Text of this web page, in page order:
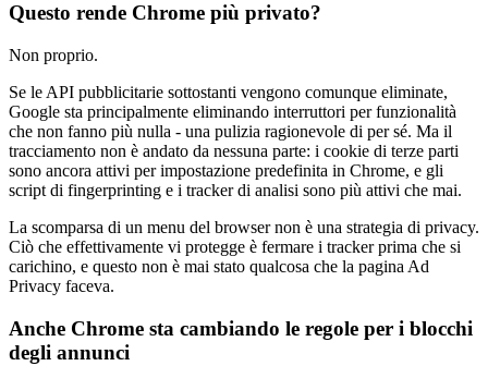
Questo rende Chrome più privato?
Non proprio.
Se le API pubblicitarie sottostanti vengono comunque eliminate,
Google sta principalmente eliminando interruttori per funzionalità
che non fanno più nulla - una pulizia ragionevole di per sé. Ma il
tracciamento non è andato da nessuna parte: i cookie di terze parti
sono ancora attivi per impostazione predefinita in Chrome, e gli
script di fingerprinting e i tracker di analisi sono più attivi che mai.
La scomparsa di un menu del browser non è una strategia di privacy.
Ciò che effettivamente vi protegge è fermare i tracker prima che si
carichino, e questo non è mai stato qualcosa che la pagina Ad
Privacy faceva.
Anche Chrome sta cambiando le regole per i blocchi
degli annunci